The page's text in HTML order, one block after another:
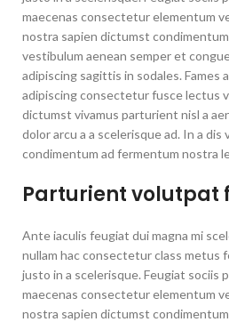
maecenas consectetur elementum
nostra sapien dictumst
vestibulum aenean semper et
adipiscing sagittis in sodales. Fames
adipiscing consectetur fusce lectus
dictumst vivamus parturient nisl a
dolor arcu a a scelerisque ad. In a
condimentum ad fermentum nostra
Parturient volutpat
Ante iaculis feugiat dui magna mi
nullam hac consectetur class metus
justo in a scelerisque. Feugiat sociis
maecenas consectetur elementum
nostra sapien dictumst